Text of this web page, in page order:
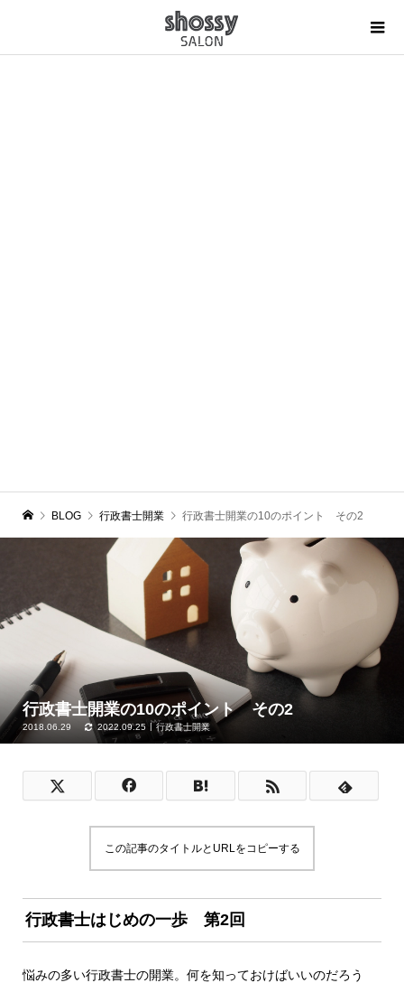
BLOG 行政書士開業 行政書士開業の10のポイント その2
行政書士開業の10のポイント その2
2018.06.29 2022.09.25 行政書士開業
この記事のタイトルとURLをコピーする
行政書士はじめの一歩 第2回
悩みの多い行政書士の開業。何を知っておけばいいのだろう